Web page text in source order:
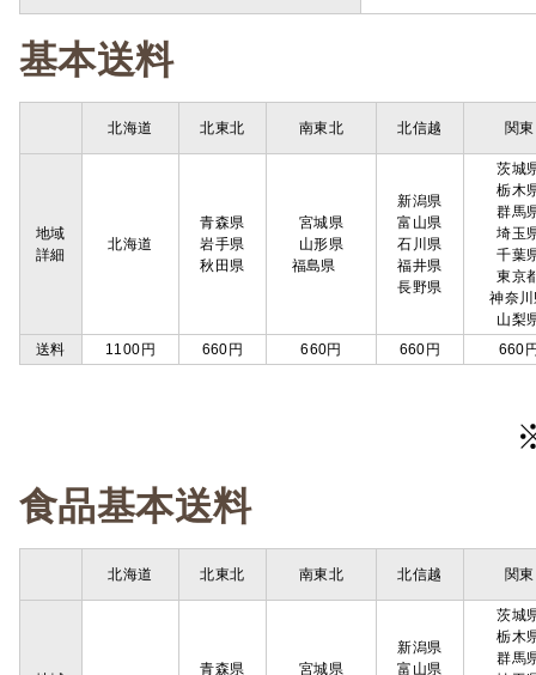
基本送料
北海道 北東北 南東北 北信越 関東
地域
詳細
北海道
青森県
岩手県
秋田県
宮城県
山形県
福島県
新潟県
富山県
石川県
福井県
長野県
茨城
栃木
群馬
埼玉
千葉
東京
神奈
山梨
送料
1100円 660円 660円 660円 660
食品基本送料
北海道 北東北 南東北 北信越 関東
青森県 宮城県
新潟県
富山県
茨城
栃木
群馬